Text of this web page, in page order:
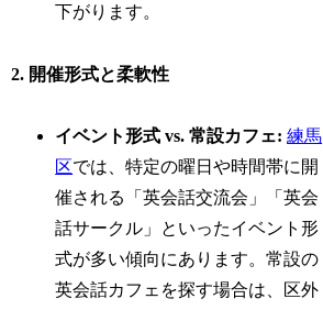
下がります。
2. 開催形式と柔軟性
イベント形式 vs. 常設カフェ: 練馬
区では、特定の曜日や時間帯に開
催される「英会話交流会」「英会
話サークル」といったイベント形
式が多い傾向にあります。常設の
英会話カフェを探す場合は、区外